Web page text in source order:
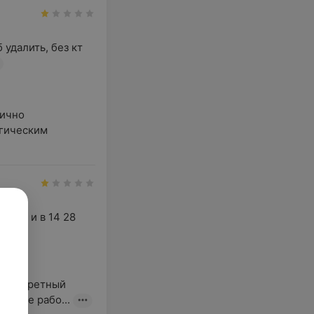
без кт
00 и в 14 28
не рабо...